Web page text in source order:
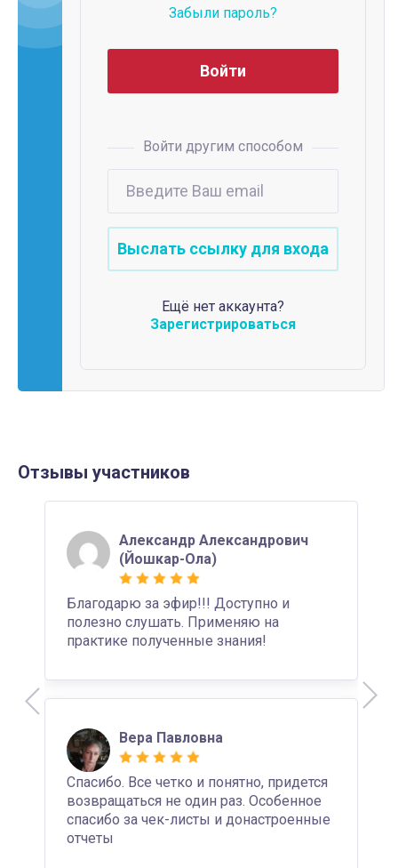
Забыли пароль?
Войти другим способом
Ещё нет аккаунта?
Зарегистрироваться
Отзывы участников
Александр Александрович
(Йошкар-Ола)
Благодарю за эфир!!! Доступно и
полезно слушать. Применяю на
практике полученные знания!
Вера Павловна
Спасибо. Все четко и понятно, придется
возвращаться не один раз. Особенное
спасибо за чек-листы и донастроенные
отчеты